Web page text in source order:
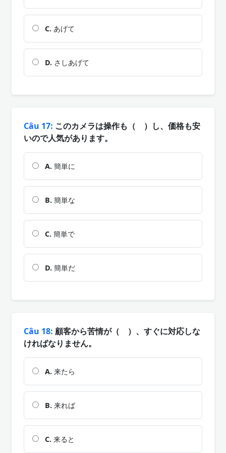
C. あげて
D. さしあげて
Câu 17: このカメラは操作も（ ）し、価格も安
いので人気があります。
A. 簡単に
B. 簡単な
C. 簡単で
D. 簡単だ
Câu 18: 顧客から苦情が（ ）、すぐに対応しな
ければなりません。
A. 来たら
B. 来れば
C. 来ると